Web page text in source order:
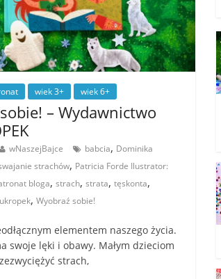
wiek 3+ wiek 6+
– Wydawnictwo
wNaszejBajce babcia, Dominika
strachów, Patricia Forde Ilustrator:
bloga,strach,strata,tęskonta,
,Wyobraź sobie!
elementem naszego życia.
swoje lęki i obawy. Małym dzieciom
strach,